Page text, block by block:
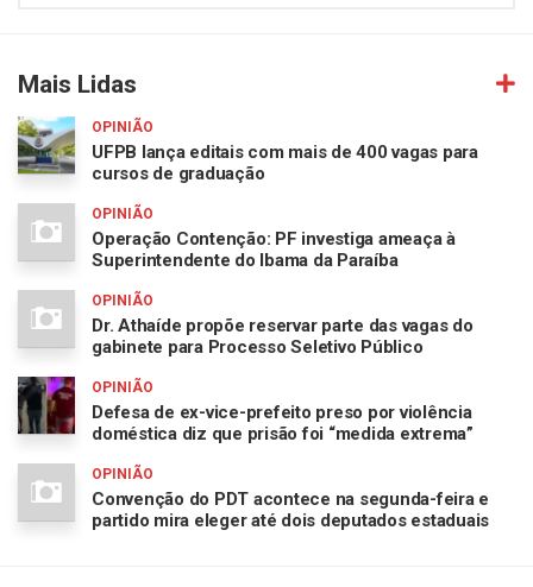
Mais Lidas
OPINIÃO
UFPB lança editais com mais de 400 vagas para
cursos de graduação
OPINIÃO
Operação Contenção: PF investiga ameaça à
Superintendente do Ibama da Paraíba
OPINIÃO
Dr. Athaíde propõe reservar parte das vagas do
gabinete para Processo Seletivo Público
OPINIÃO
Defesa de ex-vice-prefeito preso por violência
doméstica diz que prisão foi “medida extrema”
OPINIÃO
Convenção do PDT acontece na segunda-feira e
partido mira eleger até dois deputados estaduais